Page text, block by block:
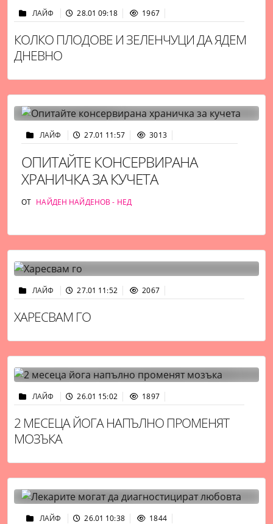
ЛАЙФ 28.01 09:18 1967
КОЛКО ПЛОДОВЕ И ЗЕЛЕНЧУЦИ ДА ЯДЕМ
ДНЕВНО
ЛАЙФ 27.01 11:57 3013
ОПИТАЙТЕ КОНСЕРВИРАНА
ХРАНИЧКА ЗА КУЧЕТА
ОТ НАЙДЕН НАЙДЕНОВ - НЕД
ЛАЙФ 27.01 11:52 2067
ХАРЕСВАМ ГО
ЛАЙФ 26.01 15:02 1897
2 МЕСЕЦА ЙОГА НАПЪЛНО ПРОМЕНЯТ
МОЗЪКА
ЛАЙФ 26.01 10:38 1844